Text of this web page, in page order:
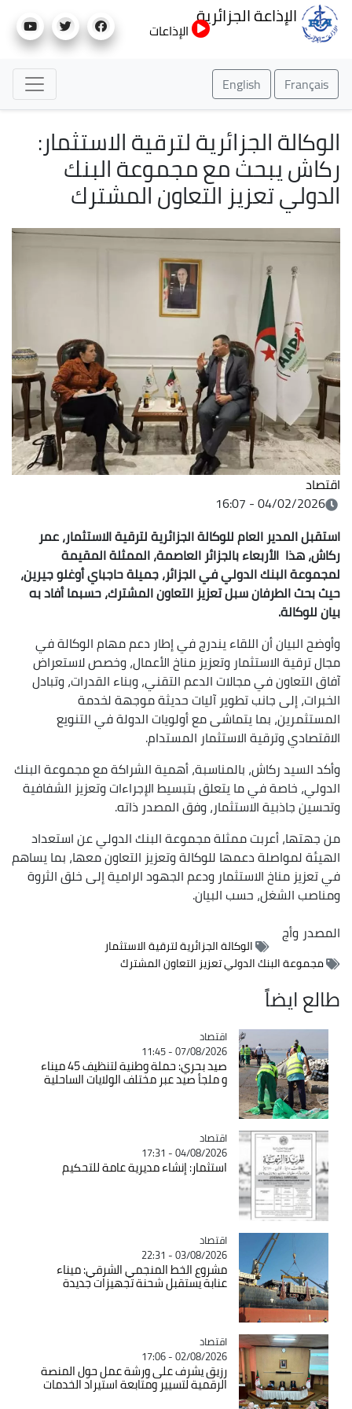
إلى
الإذاعة الجزائرية
الإذاعات
Français
English
الوكالة الجزائرية لترقية الاستثمار:
ركاش يبحث مع مجموعة البنك
الدولي تعزيز التعاون المشترك
اقتصاد
04/02/2026 - 16:07
استقبل المدير العام للوكالة الجزائرية لترقية الاستثمار، عمر
ركاش، هذا الأربعاء بالجزائر العاصمة، الممثلة المقيمة
لمجموعة البنك الدولي في الجزائر، جميلة حاجباي أوغلو جيرين،
حيث بحث الطرفان سبل تعزيز التعاون المشترك، حسبما أفاد به
بيان للوكالة.
وأوضح البيان أن اللقاء يندرج في إطار دعم مهام الوكالة في
مجال ترقية الاستثمار وتعزيز مناخ الأعمال، وخصص لاستعراض
آفاق التعاون في مجالات الدعم التقني، وبناء القدرات، وتبادل
الخبرات، إلى جانب تطوير آليات حديثة موجهة لخدمة
المستثمرين، بما يتماشى مع أولويات الدولة في التنويع
الاقتصادي وترقية الاستثمار المستدام.
وأكد السيد ركاش، بالمناسبة، أهمية الشراكة مع مجموعة البنك
الدولي، خاصة في ما يتعلق بتبسيط الإجراءات وتعزيز الشفافية
وتحسين جاذبية الاستثمار، وفق المصدر ذاته.
من جهتها، أعربت ممثلة مجموعة البنك الدولي عن استعداد
الهيئة لمواصلة دعمها للوكالة وتعزيز التعاون معها، بما يساهم
في تعزيز مناخ الاستثمار ودعم الجهود الرامية إلى خلق الثروة
ومناصب الشغل، حسب البيان.
المصدروأج
الوكالة الجزائرية لترقية الاستثمار
مجموعة البنك الدولي تعزيز التعاون المشترك
طالع ايضاً
Catégorie
اقتصاد
07/08/2026 - 11:45
صيد بحري: حملة وطنية لتنظيف 45 ميناء
و ملجأ صيد عبر مختلف الولايات الساحلية
Catégorie
اقتصاد
04/08/2026 - 17:31
استثمار: إنشاء مديرية عامة للتحكيم
Catégorie
اقتصاد
03/08/2026 - 22:31
مشروع الخط المنجمي الشرقي: ميناء
عنابة يستقبل شحنة تجهيزات جديدة
Catégorie
اقتصاد
02/08/2026 - 17:06
رزيق يشرف على ورشة عمل حول المنصة
الرقمية لتسيير ومتابعة استيراد الخدمات